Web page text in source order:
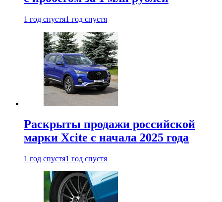
1 год спустя1 год спустя
Раскрыты продажи российской
марки Xcite с начала 2025 года
1 год спустя1 год спустя